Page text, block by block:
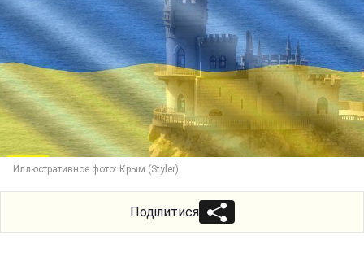
Иллюстративное фото: Крым (Styler)
Поділитися